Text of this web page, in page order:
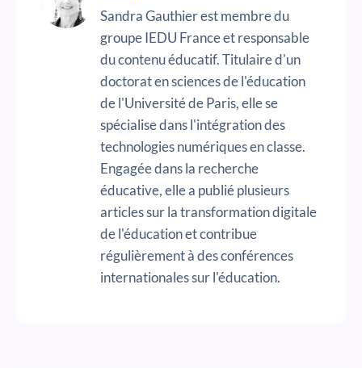
Sandra Gauthier est membre du
groupe IEDU France et responsable
du contenu éducatif. Titulaire d'un
doctorat en sciences de l'éducation
de l'Université de Paris, elle se
spécialise dans l'intégration des
technologies numériques en classe.
Engagée dans la recherche
éducative, elle a publié plusieurs
articles sur la transformation digitale
de l'éducation et contribue
régulièrement à des conférences
internationales sur l'éducation.